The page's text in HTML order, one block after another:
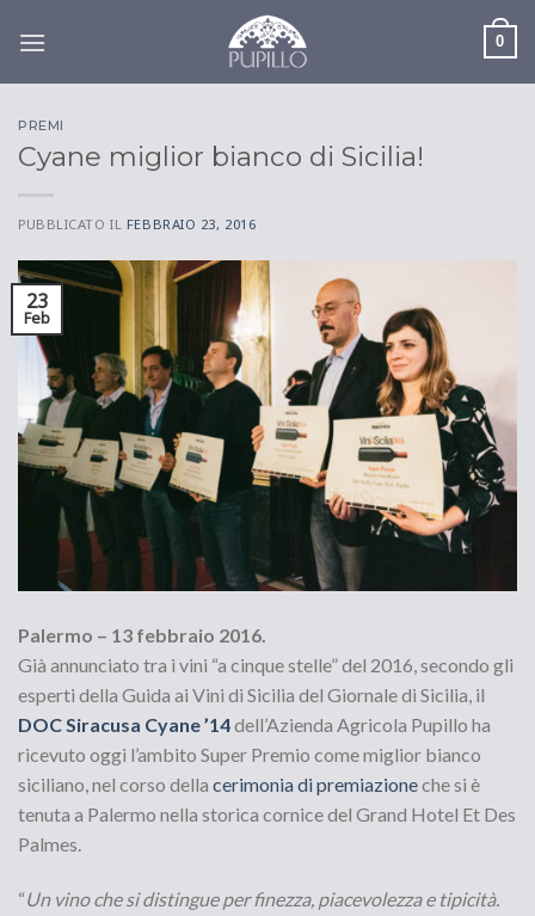
0
PREMI
Cyane miglior bianco di Sicilia!
PUBBLICATO IL FEBBRAIO 23, 2016
23
Feb
Palermo – 13 febbraio 2016.
Già annunciato tra i vini “a cinque stelle” del 2016, secondo gli
esperti della Guida ai Vini di Sicilia del Giornale di Sicilia, il
DOC Siracusa Cyane ’14dell’Azienda Agricola Pupillo ha
ricevuto oggi l’ambito Super Premio come miglior bianco
siciliano, nel corso della cerimonia di premiazioneche si è
tenuta a Palermo nella storica cornice del Grand Hotel Et Des
Palmes.
“Un vino che si distingue per finezza, piacevolezza e tipicità.